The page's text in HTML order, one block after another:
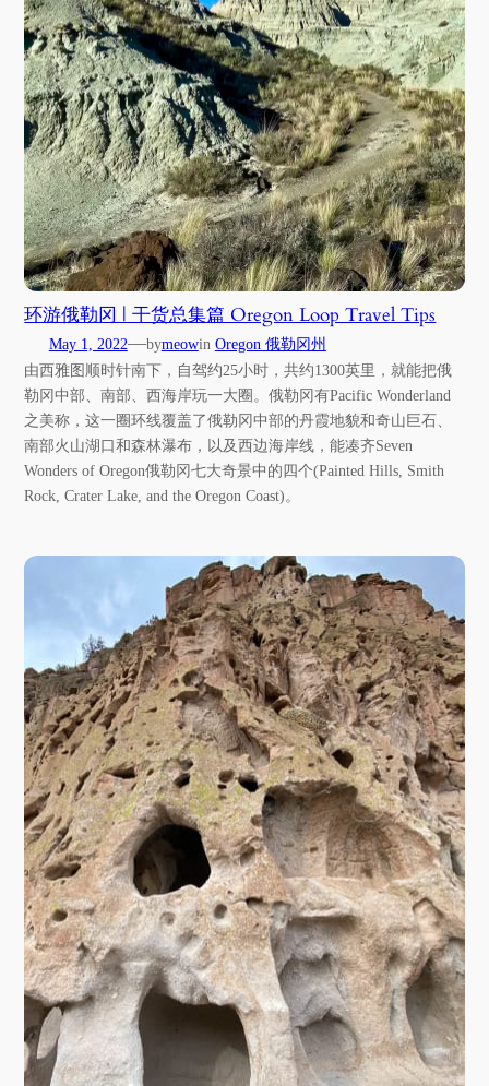
环游俄勒冈 | 干货总集篇 Oregon Loop Travel Tips
May 1, 2022—bymeowin Oregon 俄勒冈州
由西雅图顺时针南下，自驾约25小时，共约1300英里，就能把俄
勒冈中部、南部、西海岸玩一大圈。俄勒冈有Pacific Wonderland
之美称，这一圈环线覆盖了俄勒冈中部的丹霞地貌和奇山巨石、
南部火山湖口和森林瀑布，以及西边海岸线，能凑齐Seven
Wonders of Oregon俄勒冈七大奇景中的四个(Painted Hills, Smith
Rock, Crater Lake, and the Oregon Coast)。